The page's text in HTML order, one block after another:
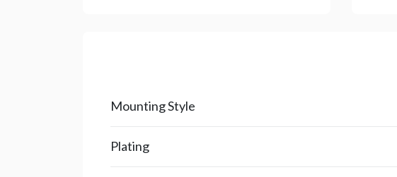
Mounting Style
Plating